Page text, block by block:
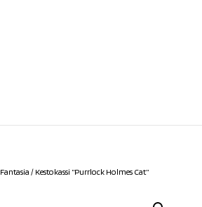
Fantasia / Kestokassi ”Purrlock Holmes Cat”